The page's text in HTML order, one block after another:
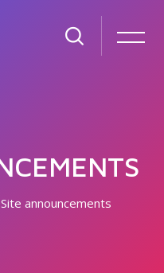
Site announcements